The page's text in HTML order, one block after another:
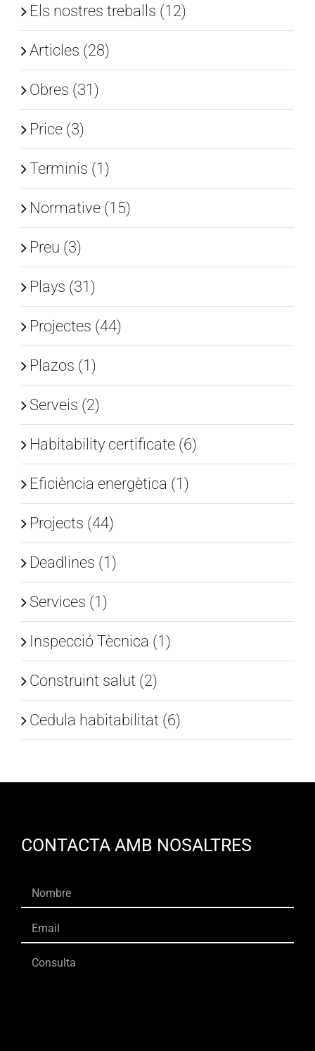
Els nostres treballs (12)
Articles (28)
Obres (31)
Price (3)
Terminis (1)
Normative (15)
Preu (3)
Plays (31)
Projectes (44)
Plazos (1)
Serveis (2)
Habitability certificate (6)
Eficiència energètica (1)
Projects (44)
Deadlines (1)
Services (1)
Inspecció Tècnica (1)
Construint salut (2)
Cedula habitabilitat (6)
CONTACTA AMB NOSALTRES